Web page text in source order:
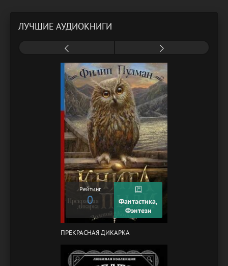
ЛУЧШИЕ АУДИОКНИГИ
Рейтинг
0
Фантастика,
Фэнтези
ПРЕКРАСНАЯ ДИКАРКА